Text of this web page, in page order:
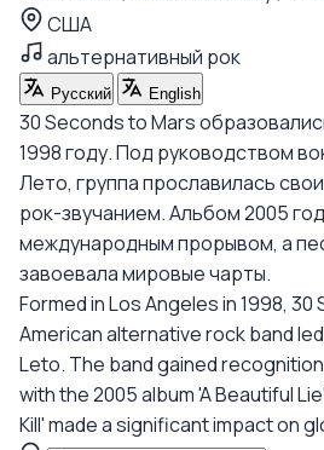
США
альтернативный рок
Русский English
30 Seconds to Mars
1998 году. Под руководством
Лето, группа прославилась
рок-звучанием. Альбом 2005
международным прорывом, а
завоевала мировые чарты.
Formed in Los Angeles in 1998,
American alternative rock band
Leto. The band gained
with the 2005 album 'A Beautiful
Kill' made a significant impact on